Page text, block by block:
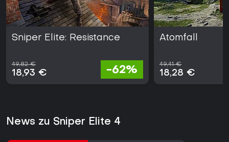
Sniper Elite: Resistance
49,82 €
18,93 € -62%
Atomfall
49,41 €
18,28 €
News zu Sniper Elite 4